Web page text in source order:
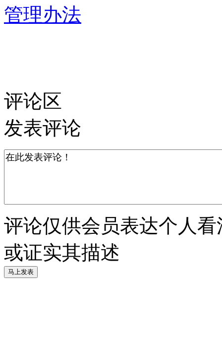
管理办法
评论区
发表评论
评论仅供会员表达个人
或证实其描述